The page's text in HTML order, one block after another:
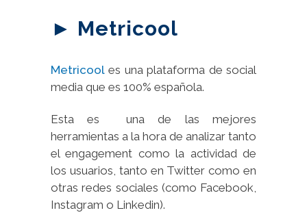
► Metricool
Metricool es una plataforma de social
media que es 100% española.
Esta es una de las mejores
herramientas a la hora de analizar tanto
el engagement como la actividad de
los usuarios, tanto en Twitter como en
otras redes sociales (como Facebook,
Instagram o Linkedin).